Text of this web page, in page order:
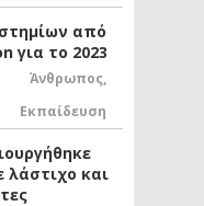
από
για το 2023
Άνθρωπος,
Εκπαίδευση
λάστιχο και